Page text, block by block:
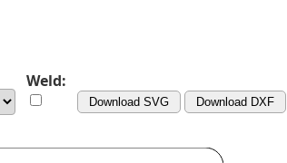
Weld:
Download SVG Download DXF